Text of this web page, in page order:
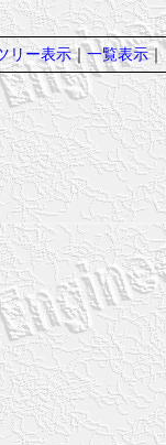
リー表示｜一覧表示｜